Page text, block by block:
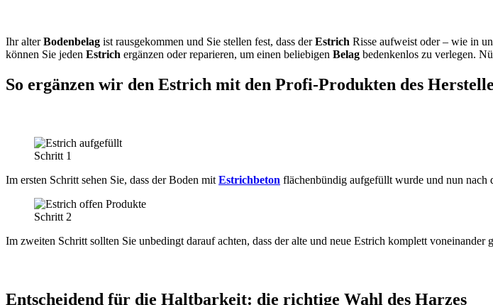
Ihr alterBodenbelag ist rausgekommen und Sie stellen fest, dass derEstrich Risse aufweist oder – wie in
können Sie jeden Estrich ergänzen oder reparieren, um einen beliebigen Belag bedenkenlos zu verlegen.
So ergänzen wir den Estrich mit den Profi-Produkten des
Schritt 1
Im ersten Schritt sehen Sie, dass der Boden mit Estrichbeton flächenbündig aufgefüllt wurde und nun nach
Schritt 2
Im zweiten Schritt sollten Sie unbedingt darauf achten, dass der alte und neue Estrich komplett
Entscheidend für die Haltbarkeit: die richtige Wahl des Harzes